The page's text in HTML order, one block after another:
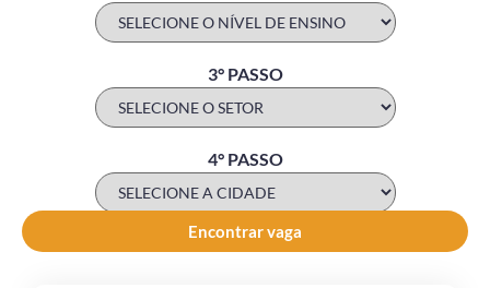
3° PASSO
4° PASSO
Encontrar vaga